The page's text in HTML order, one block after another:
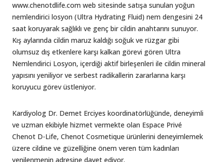
www.chenotdlife.com web sitesinde satışa sunulan yoğun
nemlendirici losyon (Ultra Hydrating Fluid) nem dengesini 24
saat koruyarak sağlıklı ve genç bir cildin anahtarını sunuyor.
Kış aylarında cildin maruz kaldığı soğuk ve rüzgar gibi
olumsuz dış etkenlere karşı kalkan görevi gören Ultra
Nemlendirici Losyon, içerdiği aktif birleşenleri ile cildin mineral
yapısını yeniliyor ve serbest radikallerin zararlarına karşı
koruyucu görev üstleniyor.
Kardiyolog Dr. Demet Erciyes koordinatörlüğünde, deneyimli
ve uzman ekibiyle hizmet vermekte olan Espace Privé
Chenot D-Life, Chenot Cosmetique ürünlerini deneyimlemek
üzere cildine ve güzelliğine önem veren tüm kadınları
yenilenmenin adresine davet ediyor.